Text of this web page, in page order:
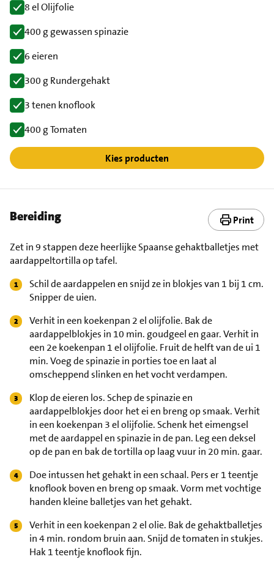
8 el Olijfolie
400 g gewassen spinazie
6 eieren
300 g Rundergehakt
3 tenen knoflook
400 g Tomaten
Kies producten
Bereiding Print
Zet in 9 stappen deze heerlijke Spaanse gehaktballetjes met
aardappeltortilla op tafel.
Schil de aardappelen en snijd ze in blokjes van 1 bij 1 cm.
Snipper de uien.
Verhit in een koekenpan 2 el olijfolie. Bak de
aardappelblokjes in 10 min. goudgeel en gaar. Verhit in
een 2e koekenpan 1 el olijfolie. Fruit de helft van de ui 1
min. Voeg de spinazie in porties toe en laat al
omscheppend slinken en het vocht verdampen.
Klop de eieren los. Schep de spinazie en
aardappelblokjes door het ei en breng op smaak. Verhit
in een koekenpan 3 el olijfolie. Schenk het eimengsel
met de aardappel en spinazie in de pan. Leg een deksel
op de pan en bak de tortilla op laag vuur in 20 min. gaar.
Doe intussen het gehakt in een schaal. Pers er 1 teentje
knoflook boven en breng op smaak. Vorm met vochtige
handen kleine balletjes van het gehakt.
Verhit in een koekenpan 2 el olie. Bak de gehaktballetjes
in 4 min. rondom bruin aan. Snijd de tomaten in stukjes.
Hak 1 teentje knoflook fijn.